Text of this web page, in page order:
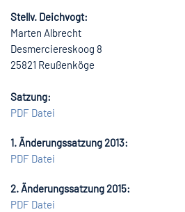
Stellv. Deichvogt:
Marten Albrecht
Desmerciereskoog 8
25821 Reußenköge
Satzung:
PDF Datei
1. Änderungssatzung 2013:
PDF Datei
2. Änderungssatzung 2015:
PDF Datei